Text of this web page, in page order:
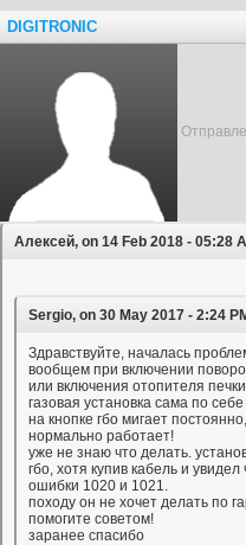
DIGITRONIC
Алексей, on 14 Feb 2018 - 05:28
Sergio, on 30 May 2017 - 2:24
Здравствуйте, началась
вообщем при включении
или включения отопителя
газовая установка сама по
на кнопке гбо мигает
нормально работает!
уже не знаю что делать.
гбо, хотя купив кабель и
ошибки 1020 и 1021.
походу он не хочет делать по
помогите советом!
заранее спасибо